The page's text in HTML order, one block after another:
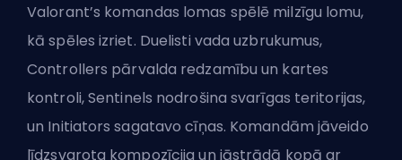
Valorant’s komandas lomas spēlē milzīgu lomu,
kā spēles izriet. Duelisti vada uzbrukumus,
Controllers pārvalda redzamību un kartes
kontroli,Sentinels nodrošina svarīgas teritorijas,
un Initiators sagatavo cīņas. Komandām jāveido
līdzsvarota kompozīcija un jāstrādā kopā ar